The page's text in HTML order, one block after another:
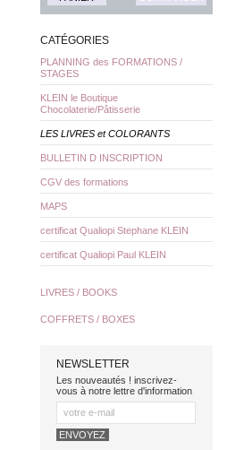
CATÉGORIES
PLANNING des FORMATIONS /
STAGES
KLEIN le Boutique
Chocolaterie/Pâtisserie
LES LIVRES et COLORANTS
BULLETIN D INSCRIPTION
CGV des formations
MAPS
certificat Qualiopi Stephane KLEIN
certificat Qualiopi Paul KLEIN
LIVRES / BOOKS
COFFRETS / BOXES
NEWSLETTER
Les nouveautés ! inscrivez-
vous à notre lettre d'information